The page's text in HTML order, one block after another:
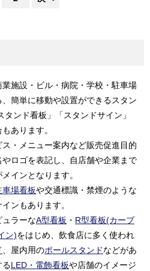
業施設・ビル・病院・学校・駐車場
簡単に移動や設置ができるスタン
タンド看板」「スタンドサイン」
あります。
・メニュー案内など販売促進目的
ロゴを表記し、自店舗や企業まで
インとなります。
車場看板や交通標識・禁煙のような
ンもあります。
ラーなA型看板 ・ R型看板(カーブ
ン)をはじめ、飲食店に多く使われ
、屋内用のポールスタンドなどがあ
るLED・電飾看板や店舗のイメージ